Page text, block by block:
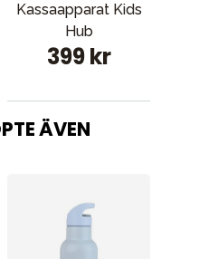
Kassaapparat Kids
Hub
399 kr
ÄVEN